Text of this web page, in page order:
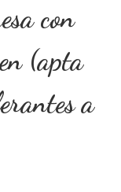
con
(apta
a